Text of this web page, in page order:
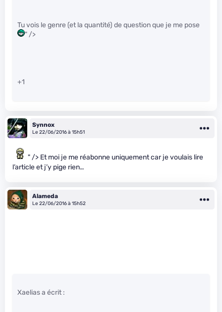
Tu vois le genre (et la quantité) de question que je me pose
" />
+1
Synnox
Le 22/06/2016 à 15h51
" /> Et moi je me réabonne uniquement car je voulais lire
l’article et j’y pige rien…
Alameda
Le 22/06/2016 à 15h52
Xaelias a écrit :